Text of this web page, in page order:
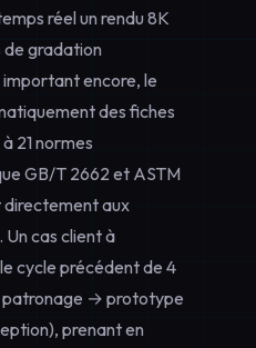
réel un rendu 8K
de gradation
encore, le
des fiches
21 normes
GB/T 2662 et ASTM
aux
Un cas client à
cycle précédent de 4
→ prototype
prenant en